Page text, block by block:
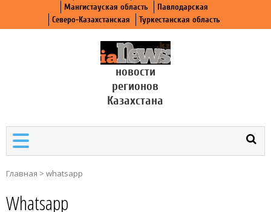
Мангистауская область
Павлодарская
Северо-Казахстанская
Туркестанская область
новости
регионов
Казахстана
Главная > whatsapp
Whatsapp